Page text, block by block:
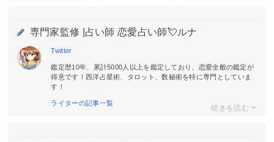
専門家監修 | 占い師 恋愛占い師💘ルナ
Twitter
鑑定歴10年、累計5000人以上を鑑定しており、恋愛全般の鑑定が
得意です！西洋占星術、タロット、数秘術を特に専門としていま
す！
ライターの記事一覧